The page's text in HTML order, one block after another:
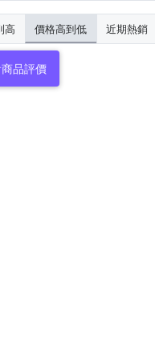
高 價格高到低 近期熱銷
品評價